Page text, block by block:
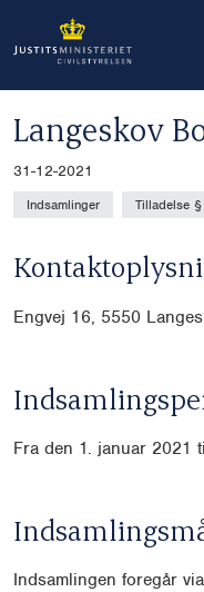
Langeskov
31-12-2021
Indsamlinger Tilladelse
Engvej 16, 5550
Fra den 1. januar 2021
Indsamlingen foregår